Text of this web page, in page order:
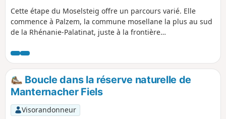
Cette étape du Moselsteig offre un parcours varié. Elle
commence à Palzem, la commune mosellane la plus au sud
de la Rhénanie-Palatinat, juste à la frontière
deux tours vaut le détour. La randonnée traverse des bois et
des prairies, avec quelques points de vue sur la Moselle et
des possibilités de faire une pause. À la fin, on redescend à
travers les vignobles sur un ancien chemin de croix jusqu'à
Nittel.
Boucle dans la réserve naturelle de
Manternacher Fiels
Visorandonneur